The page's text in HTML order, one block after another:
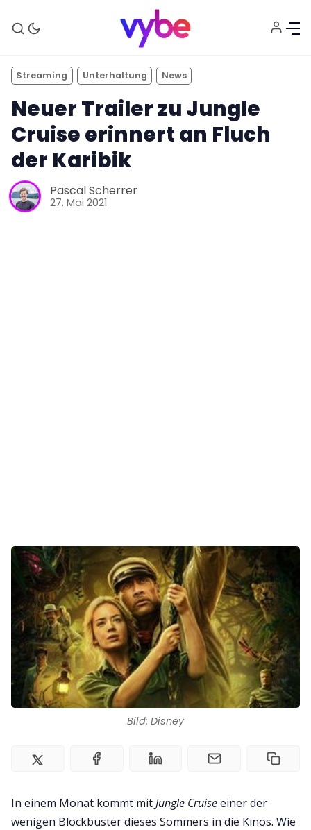
Kontakt
Impressum
Bild: Disney
Streaming Unterhaltung News
Neuer Trailer zu Jungle
Cruise erinnert an Fluch
der Karibik
Pascal Scherrer
27. Mai 2021
In einem Monat kommt mitJungle Cruiseeiner der
wenigen Blockbuster dieses Sommers in die Kinos. Wie